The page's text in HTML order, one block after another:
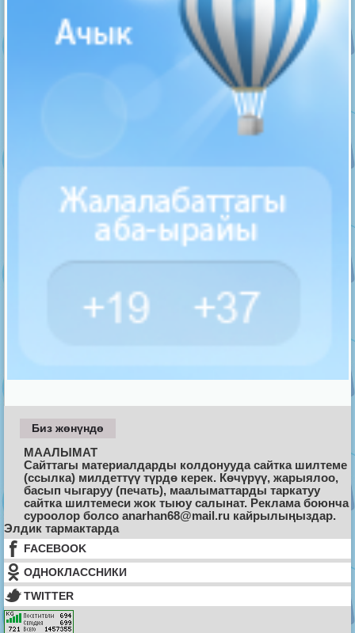
Биз жөнүндө
МААЛЫМАТ
Сайттагы материалдарды колдонууда сайтка шилтеме
(ссылка) милдеттүү түрдө керек. Көчүрүү, жарыялоо,
басып чыгаруу (печать), маалыматтарды таркатуу
сайтка шилтемеси жок тыюу салынат. Реклама боюнча
суроолор болсо anarhan68@mail.ru кайрылыңыздар.
Элдик тармактарда
FACEBOOK
ОДНОКЛАССНИКИ
TWITTER